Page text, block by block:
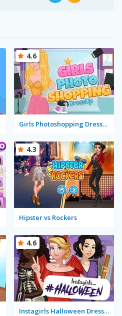
Girls Photoshopping Dressup
4.6
Hipster vs Rockers
4.3
Instagirls Halloween Dress Up
4.6